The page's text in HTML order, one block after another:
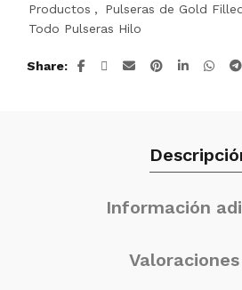
Productos , Pulseras de Gold
Todo Pulseras Hilo
Share
Información